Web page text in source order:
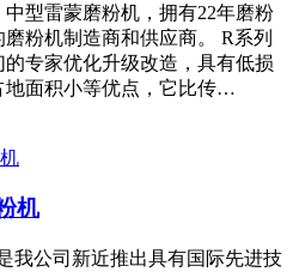
型雷蒙磨粉机，拥有22年磨粉
粉机制造商和供应商。 R系列
专家优化升级改造，具有低损
地面积小等优点，它比传…
机
我公司新近推出具有国际先进技